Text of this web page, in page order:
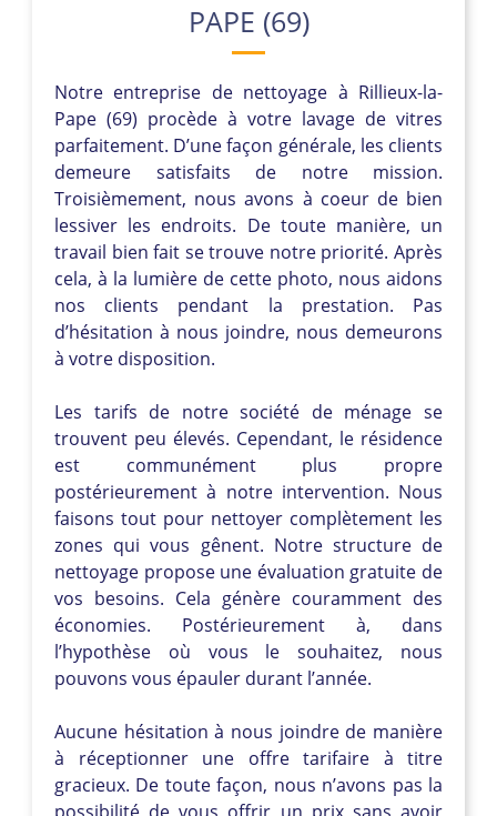
PAPE (69)
Notre entreprise de nettoyage à Rillieux-la-
Pape (69) procède à votre lavage de vitres
parfaitement. D’une façon générale, les clients
demeure satisfaits de notre mission.
Troisièmement, nous avons à coeur de bien
lessiver les endroits. De toute manière, un
travail bien fait se trouve notre priorité. Après
cela, à la lumière de cette photo, nous aidons
nos clients pendant la prestation. Pas
d’hésitation à nous joindre, nous demeurons
à votre disposition.
Les tarifs de notre société de ménage se
trouvent peu élevés. Cependant, le résidence
est communément plus propre
postérieurement à notre intervention. Nous
faisons tout pour nettoyer complètement les
zones qui vous gênent. Notre structure de
nettoyage propose une évaluation gratuite de
vos besoins. Cela génère couramment des
économies. Postérieurement à, dans
l’hypothèse où vous le souhaitez, nous
pouvons vous épauler durant l’année.
Aucune hésitation à nous joindre de manière
à réceptionner une offre tarifaire à titre
gracieux. De toute façon, nous n’avons pas la